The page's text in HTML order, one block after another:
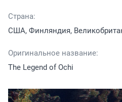
Страна:
США, Финляндия,
Оригинальное название:
The Legend of Ochi